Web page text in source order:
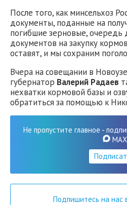
После того, как минсельхоз
документы, поданные на
погибшие зерновые, очередь
документов на закупку
оставят, и мы сохраним
Вчера на совещании в
губернатор Валерий Радаев
нехватки кормовой базы и
обратиться за помощью к
Не пропустите главное -
MAX
Подпишитесь на нас